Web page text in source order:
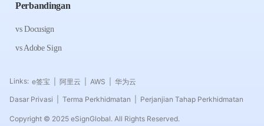
Perbandingan
vs Docusign
vs Adobe Sign
Links: e签宝 阿里云 AWS
华为云
Dasar Privasi
Terma Perkhidmatan Perjanjian Tahap Perkhidmatan
Copyright © 2025 eSignGlobal. All Rights Reserved.